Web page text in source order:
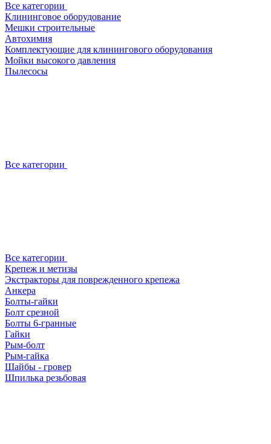
Все категории
Клининговое оборудование
Мешки строительные
Автохимия
Комплектующие для клинингового оборудования
Мойки высокого давления
Пылесосы
Все категории
Все категории
Крепеж и метизы
Экстракторы для поврежденного крепежа
Анкера
Болты-гайки
Болт срезной
Болты 6-гранные
Гайки
Рым-болт
Рым-гайка
Шайбы - гровер
Шпилька резьбовая